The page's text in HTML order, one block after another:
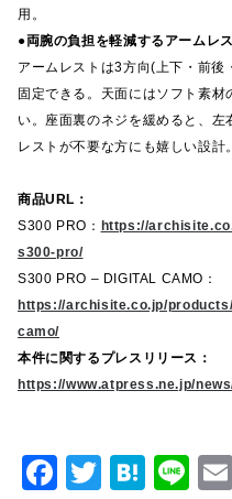
用。
●両腕の負担を軽減するアームレ
アームレストは3方向(上下・前後
固定できる。天面にはソフト素
い。座面裏のネジを緩めると、
レストが不要な方にも嬉しい設計。
商品URL：
S300 PRO： https://
s300-pro/
S300 PRO – DIGITAL CAMO：
https://archisite.co.jp/
camo/
本件に関するプレスリリース：
https://www.atpress.ne.jp/
F
T
H
Li